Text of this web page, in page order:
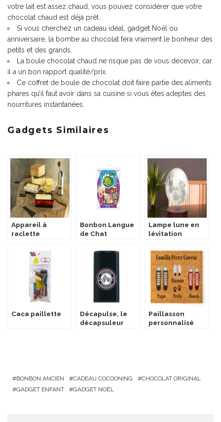
votre lait est assez chaud, vous pouvez considérer que votre
chocolat chaud est déjà prêt.
Si vous cherchez un cadeau idéal, gadget Noël ou
anniversaire, la bombe au chocolat fera vraiment le bonheur des
petits et des grands.
La boule chocolat chaud ne risque pas de vous décevoir, car
il a un bon rapport qualité/prix.
Ce coffret de boule de chocolat doit faire partie des aliments
phares qu’il faut avoir dans sa cuisine si vous êtes adeptes des
nourritures instantanées.
Gadgets Similaires
Appareil à
raclette
bougie
Bonbon Langue
de Chat
Lampe lune en
lévitation
Caca paillette
Décapulse, le
décapsuleur
Paillasson
personnalisé
BONBON ANCIEN CADEAU COCOONING
CHOCOLAT ORIGINAL
GADGET ENFANT
GADGET NOËL